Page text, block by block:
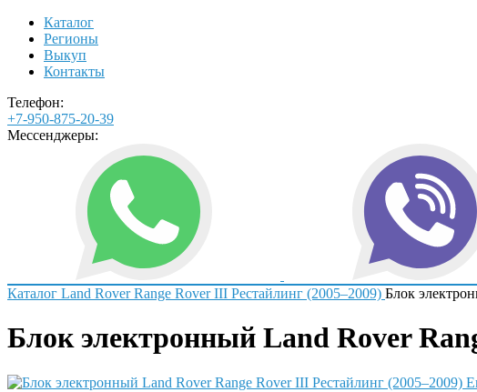
Каталог
Регионы
Выкуп
Контакты
Телефон:
+7-950-875-20-39
Мессенджеры:
Каталог Land Rover Range Rover III Рестайлинг (2005–2009) Блок
Блок электронный Land Rover